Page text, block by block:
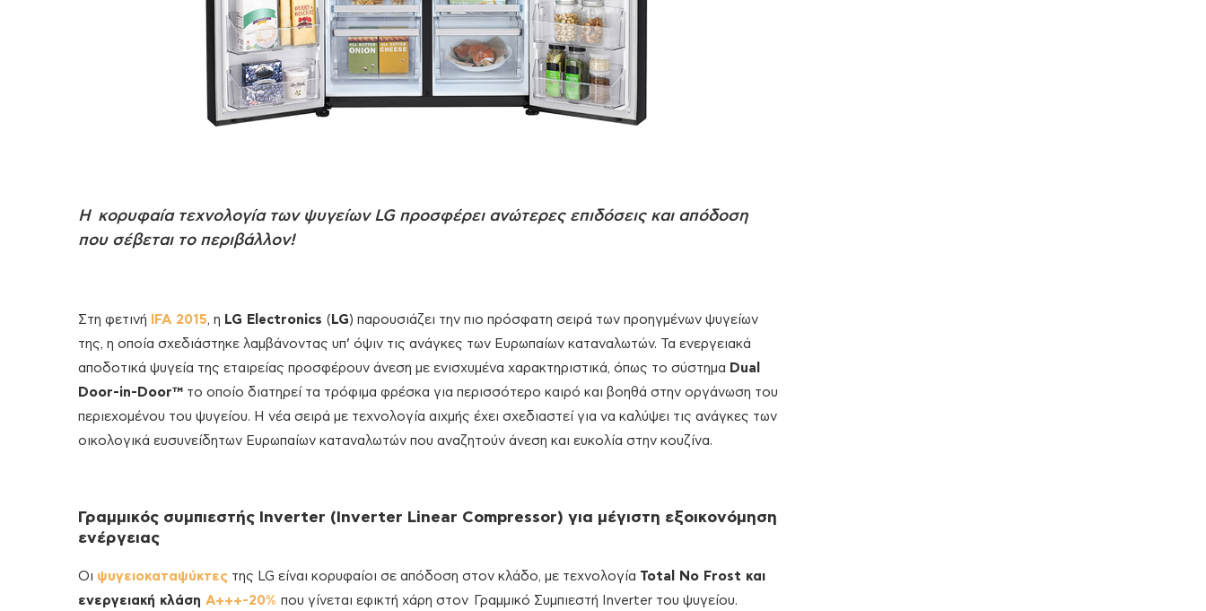
Η κορυφαία τεχνολογία των ψυγείων LG προσφέρει ανώτερες επιδόσεις και απόδοση
που σέβεται το περιβάλλον!
Στη φετινή IFA 2015, η LG Electronics ( LG) παρουσιάζει την πιο πρόσφατη σειρά των προηγμένων ψυγείων
της, η οποία σχεδιάστηκε λαμβάνοντας υπ’ όψιν τις ανάγκες των Ευρωπαίων καταναλωτών. Τα ενεργειακά
αποδοτικά ψυγεία της εταιρείας προσφέρουν άνεση με ενισχυμένα χαρακτηριστικά, όπως το σύστημα Dual
Door-in-Door™ το οποίο διατηρεί τα τρόφιμα φρέσκα για περισσότερο καιρό και βοηθά στην οργάνωση του
περιεχομένου του ψυγείου. Η νέα σειρά με τεχνολογία αιχμής έχει σχεδιαστεί για να καλύψει τις ανάγκες των
οικολογικά ευσυνείδητων Ευρωπαίων καταναλωτών που αναζητούν άνεση και ευκολία στην κουζίνα.
Γραμμικός συμπιεστής Inverter (Inverter Linear Compressor) για μέγιστη εξοικονόμηση
ενέργειας
Οι ψυγειοκαταψύκτες της LG είναι κορυφαίοι σε απόδοση στον κλάδο, με τεχνολογία Total No Frost και
ενεργειακή κλάση Α+++-20% που γίνεται εφικτή χάρη στον Γραμμικό Συμπιεστή Inverter του ψυγείου.